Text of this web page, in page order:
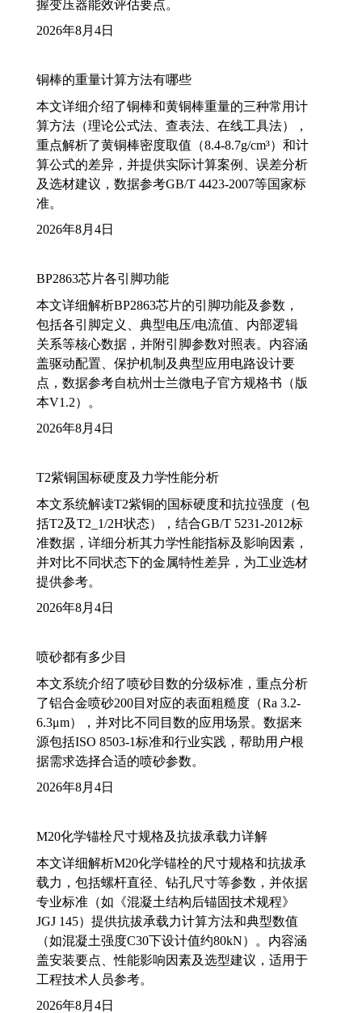
握变压器能效评估要点。
2026年8月4日
铜棒的重量计算方法有哪些
本文详细介绍了铜棒和黄铜棒重量的三种常用计
算方法（理论公式法、查表法、在线工具法），
重点解析了黄铜棒密度取值（8.4-8.7g/cm³）和计
算公式的差异，并提供实际计算案例、误差分析
及选材建议，数据参考GB/T 4423-2007等国家标
准。
2026年8月4日
BP2863芯片各引脚功能
本文详细解析BP2863芯片的引脚功能及参数，
包括各引脚定义、典型电压/电流值、内部逻辑
关系等核心数据，并附引脚参数对照表。内容涵
盖驱动配置、保护机制及典型应用电路设计要
点，数据参考自杭州士兰微电子官方规格书（版
本V1.2）。
2026年8月4日
T2紫铜国标硬度及力学性能分析
本文系统解读T2紫铜的国标硬度和抗拉强度（包
括T2及T2_1/2H状态），结合GB/T 5231-2012标
准数据，详细分析其力学性能指标及影响因素，
并对比不同状态下的金属特性差异，为工业选材
提供参考。
2026年8月4日
喷砂都有多少目
本文系统介绍了喷砂目数的分级标准，重点分析
了铝合金喷砂200目对应的表面粗糙度（Ra 3.2-
6.3μm），并对比不同目数的应用场景。数据来
源包括ISO 8503-1标准和行业实践，帮助用户根
据需求选择合适的喷砂参数。
2026年8月4日
M20化学锚栓尺寸规格及抗拔承载力详解
本文详细解析M20化学锚栓的尺寸规格和抗拔承
载力，包括螺杆直径、钻孔尺寸等参数，并依据
专业标准（如《混凝土结构后锚固技术规程》
JGJ 145）提供抗拔承载力计算方法和典型数值
（如混凝土强度C30下设计值约80kN）。内容涵
盖安装要点、性能影响因素及选型建议，适用于
工程技术人员参考。
2026年8月4日